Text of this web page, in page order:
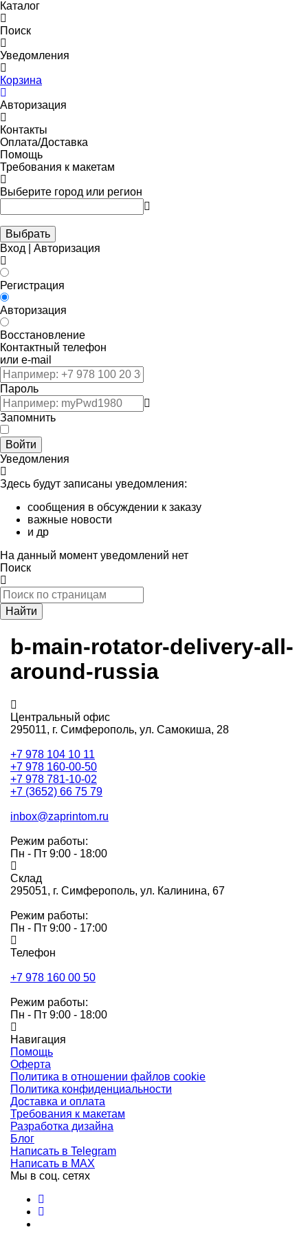
Каталог
Поиск
Уведомления
Корзина
Авторизация
Контакты
Оплата/Доставка
Помощь
Требования к макетам
Выберите город или регион
Выбрать
Вход | Авторизация
Регистрация
Авторизация
Восстановление
Контактный телефон
или e-mail
Пароль
Запомнить
Войти
Уведомления
Здесь будут записаны уведомления:
сообщения в обсуждении к заказу
важные новости
и др
На данный момент уведомлений нет
Поиск
Найти
b-main-rotator-delivery-all-
around-russia
Центральный офис
295011, г. Симферополь, ул. Самокиша, 28
+7 978 104 10 11
+7 978 160-00-50
+7 978 781-10-02
+7 (3652) 66 75 79
inbox@zaprintom.ru
Режим работы:
Пн - Пт 9:00 - 18:00
Склад
295051, г. Симферополь, ул. Калинина, 67
Режим работы:
Пн - Пт 9:00 - 17:00
Телефон
+7 978 160 00 50
Режим работы:
Пн - Пт 9:00 - 18:00
Навигация
Помощь
Оферта
Политика в отношении файлов cookie
Политика конфиденциальности
Доставка и оплата
Требования к макетам
Разработка дизайна
Блог
Написать в Telegram
Написать в MAX
Мы в соц. сетях